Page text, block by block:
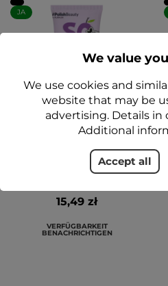
JA
Regenerierendes
Handsorbet Wildfrüchten
50ml - FLOSLEK
15,49 zł
VERFÜGBARKEIT
BENACHRICHTIGEN
We value
We use cookies and
website that may be
advertising. Details in
Additional
Accept all